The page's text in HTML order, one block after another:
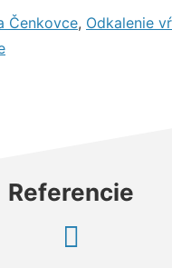
Čenkovce, Odkalenie
Referencie